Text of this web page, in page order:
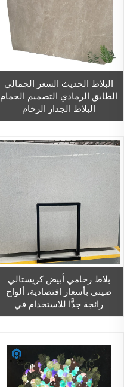
البلاط الحديث السعر الجمالي
الطابق الرمادي التصميم الحمام
البلاط الجدار الرخام
بلاط رخامي أبيض كريستالي
صيني بأسعار اقتصادية، ألواح
رائجة جدًّا للاستخدام في
الحمامات